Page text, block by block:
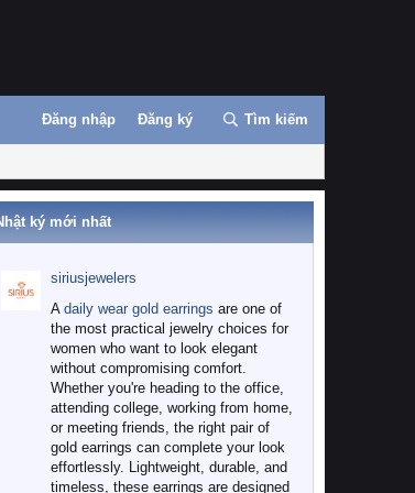
Đăng nhập Đăng ký Tìm kiếm
ký mới nhất
siriusjewelers
A daily wear gold earrings are one of
the most practical jewelry choices for
women who want to look elegant
without compromising comfort.
Whether you're heading to the office,
attending college, working from home,
or meeting friends, the right pair of
gold earrings can complete your look
effortlessly. Lightweight, durable, and
timeless, these earrings are designed